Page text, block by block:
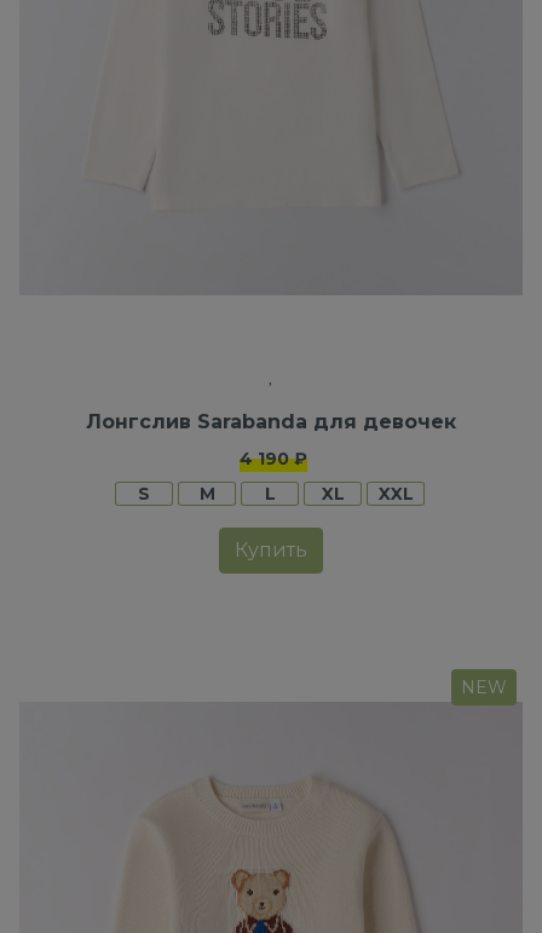
Лонгслив Sarabanda для девочек
4 190 ₽
S
M L XL XXL
Купить
NEW